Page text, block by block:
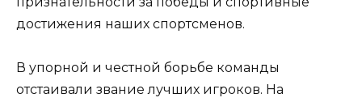
достижения наших спортсменов.
В упорной и честной борьбе команды
отстаивали звание лучших игроков. На